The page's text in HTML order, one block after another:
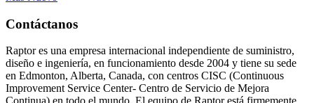
Contáctanos
Raptor es una empresa internacional independiente de suministro,
diseño e ingeniería, en funcionamiento desde 2004 y tiene su sede
en Edmonton, Alberta, Canada, con centros CISC (Continuous
Improvement Service Center- Centro de Servicio de Mejora